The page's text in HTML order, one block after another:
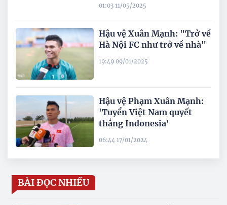
01:03 11/05/2025
Hậu vệ Xuân Mạnh: "Trở về
Hà Nội FC như trở về nhà"
19:49 09/01/2025
Hậu vệ Phạm Xuân Mạnh:
'Tuyển Việt Nam quyết
thắng Indonesia'
06:44 17/01/2024
BÀI ĐỌC NHIỀU